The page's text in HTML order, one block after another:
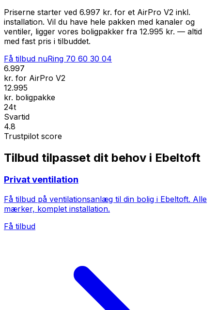
Priserne starter ved 6.997 kr. for et AirPro V2 inkl.
installation. Vil du have hele pakken med kanaler og
ventiler, ligger vores boligpakker fra 12.995 kr. — altid
med fast pris i tilbuddet.
Få tilbud nuRing 70 60 30 04
6.997
kr. for AirPro V2
12.995
kr. boligpakke
24t
Svartid
4.8
Trustpilot score
Tilbud tilpasset dit behov i Ebeltoft
Privat ventilation
Få tilbud på ventilationsanlæg til din bolig i Ebeltoft. Alle
mærker, komplet installation.
Få tilbud